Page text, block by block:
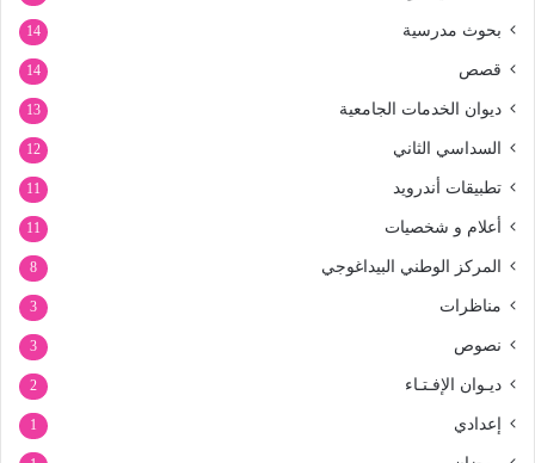
بحوث مدرسية 14
قصص 14
ديوان الخدمات الجامعية 13
السداسي الثاني 12
تطبيقات أندرويد 11
أعلام و شخصيات 11
المركز الوطني البيداغوجي 8
مناظرات 3
نصوص 3
ديـوان الإفـتـاء 2
إعدادي 1